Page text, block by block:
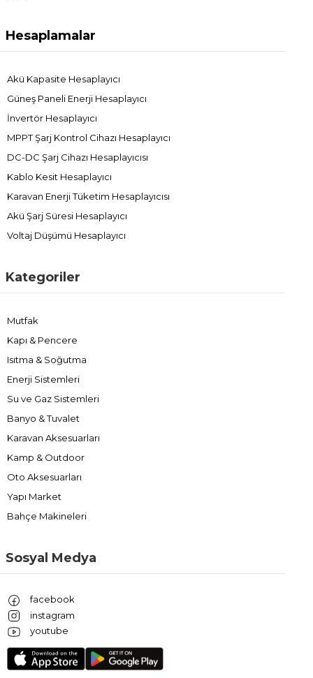
Hesaplamalar
Akü Kapasite Hesaplayıcı
Güneş Paneli Enerji Hesaplayıcı
İnvertör Hesaplayıcı
MPPT Şarj Kontrol Cihazı Hesaplayıcı
DC-DC Şarj Cihazı Hesaplayıcısı
Kablo Kesit Hesaplayıcı
Karavan Enerji Tüketim Hesaplayıcısı
Akü Şarj Süresi Hesaplayıcı
Voltaj Düşümü Hesaplayıcı
Kategoriler
Mutfak
Kapı & Pencere
Isıtma & Soğutma
Enerji Sistemleri
Su ve Gaz Sistemleri
Banyo & Tuvalet
Karavan Aksesuarları
Kamp & Outdoor
Oto Aksesuarları
Yapı Market
Bahçe Makineleri
Sosyal Medya
facebook
instagram
youtube